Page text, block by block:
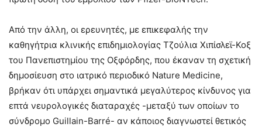
Από την άλλη, οι ερευνητές, με επικεφαλής την
καθηγήτρια κλινικής επιδημιολογίας Τζούλια Χιπίσλεϊ-Κοξ
του Πανεπιστημίου της Οξφόρδης, που έκαναν τη σχετική
δημοσίευση στο ιατρικό περιοδικό Nature Medicine,
βρήκαν ότι υπάρχει σημαντικά μεγαλύτερος κίνδυνος για
επτά νευρολογικές διαταραχές -μεταξύ των οποίων το
σύνδρομο Guillain-Barré- αν κάποιος διαγνωστεί θετικός